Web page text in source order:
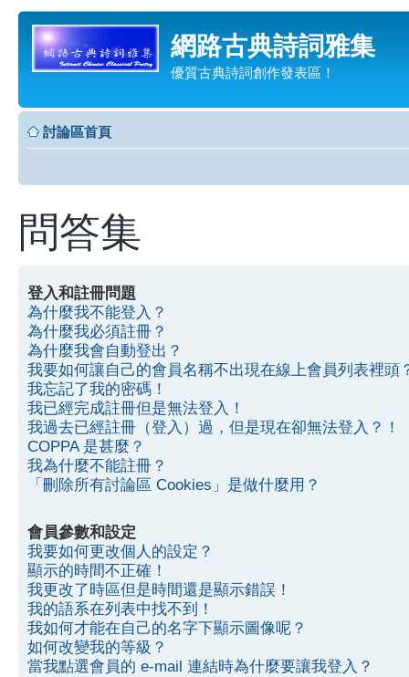
網路古典詩詞雅集
優質古典詩詞創作發表區！
討論區首頁
問答集
登入和註冊問題
為什麼我不能登入？
為什麼我必須註冊？
為什麼我會自動登出？
我要如何讓自己的會員名稱不出現在線上會員列表裡頭
我忘記了我的密碼！
我已經完成註冊但是無法登入！
我過去已經註冊（登入）過，但是現在卻無法登入？！
COPPA 是甚麼？
我為什麼不能註冊？
「刪除所有討論區 Cookies」是做什麼用？
會員參數和設定
我要如何更改個人的設定？
顯示的時間不正確！
我更改了時區但是時間還是顯示錯誤！
我的語系在列表中找不到！
我如何才能在自己的名字下顯示圖像呢？
如何改變我的等級？
當我點選會員的 e-mail 連結時為什麼要讓我登入？